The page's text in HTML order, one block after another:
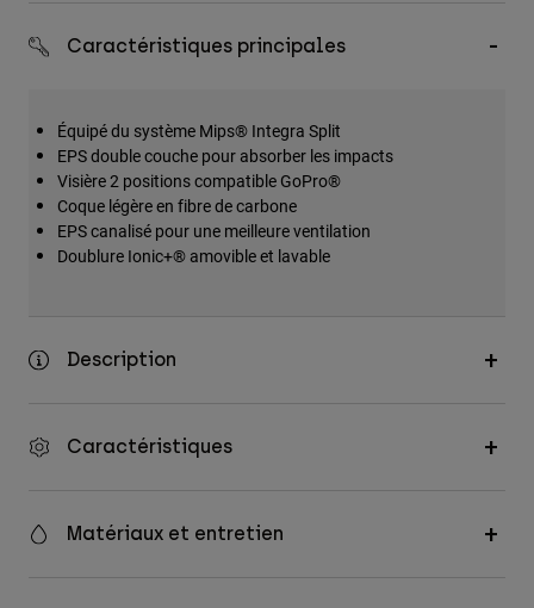
Voir toutCaractéristiques principales
Équipé du système Mips® Integra Split
EPS double couche pour absorber les impacts
Visière 2 positions compatible GoPro®
Coque légère en fibre de carbone
EPS canalisé pour une meilleure ventilation
Doublure Ionic+® amovible et lavable
Description
Caractéristiques
Matériaux et entretien